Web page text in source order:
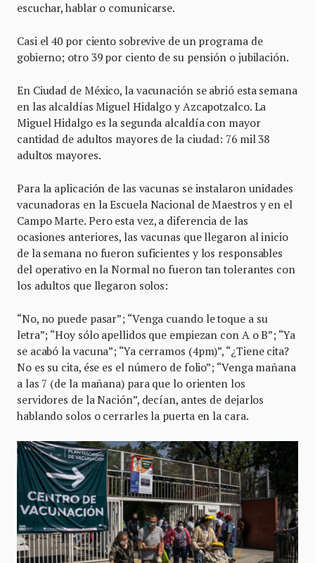
escuchar, hablar o comunicarse.
Casi el 40 por ciento sobrevive de un programa de
gobierno; otro 39 por ciento de su pensión o jubilación.
En Ciudad de México, la vacunación se abrió esta semana
en las alcaldías Miguel Hidalgo y Azcapotzalco. La
Miguel Hidalgo es la segunda alcaldía con mayor
cantidad de adultos mayores de la ciudad: 76 mil 38
adultos mayores.
Para la aplicación de las vacunas se instalaron unidades
vacunadoras en la Escuela Nacional de Maestros y en el
Campo Marte. Pero esta vez, a diferencia de las
ocasiones anteriores, las vacunas que llegaron al inicio
de la semana no fueron suficientes y los responsables
del operativo en la Normal no fueron tan tolerantes con
los adultos que llegaron solos:
“No, no puede pasar”; “Venga cuando le toque a su
letra”; “Hoy sólo apellidos que empiezan con A o B”; “Ya
se acabó la vacuna”; “Ya cerramos (4pm)”, “¿Tiene cita?
No es su cita, ése es el número de folio”; “Venga mañana
a las 7 (de la mañana) para que lo orienten los
servidores de la Nación”, decían, antes de dejarlos
hablando solos o cerrarles la puerta en la cara.